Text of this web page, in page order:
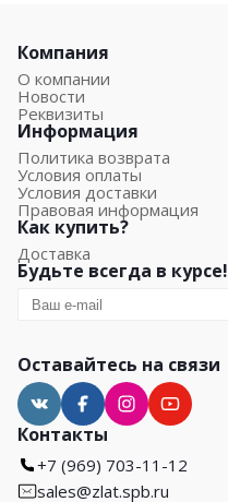
Компания
О компании
Новости
Реквизиты
Информация
Политика возврата
Условия оплаты
Условия доставки
Правовая информация
Как купить?
Доставка
Будьте всегда в курсе!
Оставайтесь на связи
Контакты
+7 (969) 703-11-12
sales@zlat.spb.ru